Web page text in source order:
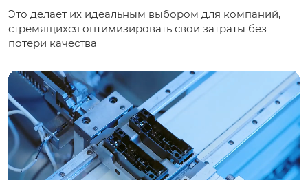
Это делает их идеальным выбором для компаний,
стремящихся оптимизировать свои затраты без
потери качества